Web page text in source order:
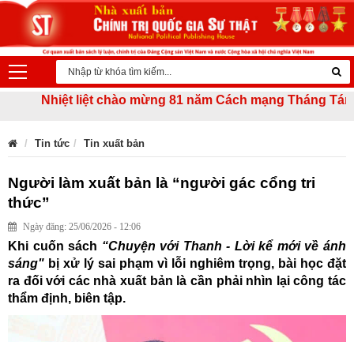
Nhiệt liệt chào mừng 81 năm Cách mạng Tháng Tám
Tin tức Tin xuất bản
Người làm xuất bản là “người gác cổng tri
thức”
Ngày đăng: 25/06/2026 - 12:06
Khi cuốn sách “Chuyện với Thanh - Lời kể mới về ánh
sáng" bị xử lý sai phạm vì lỗi nghiêm trọng, bài học đặt
ra đối với các nhà xuất bản là cần phải nhìn lại công tác
thẩm định, biên tập.